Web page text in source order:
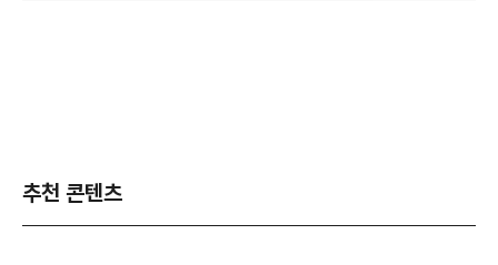
추천 콘텐츠